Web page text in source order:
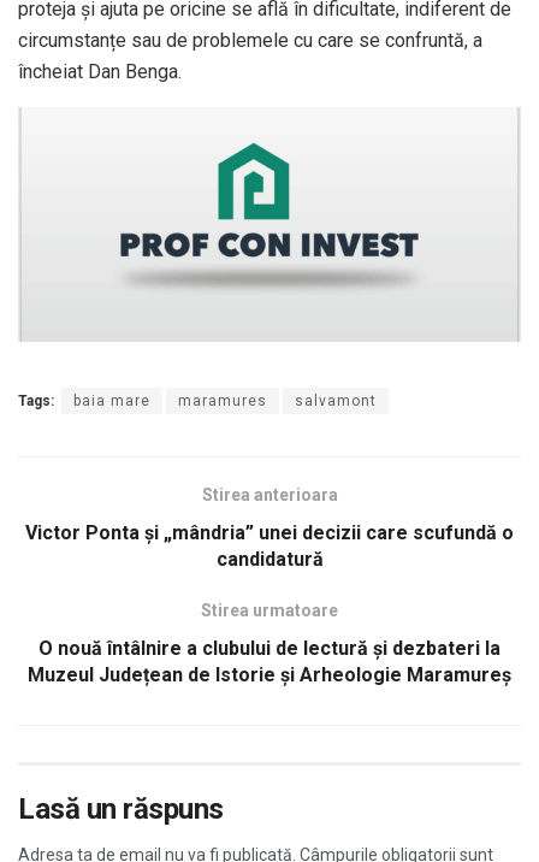
proteja și ajuta pe oricine se află în dificultate, indiferent de
circumstanțe sau de problemele cu care se confruntă, a
încheiat Dan Benga.
Tags: baia mare maramures salvamont
Stirea anterioara
Victor Ponta și „mândria” unei decizii care scufundă o
candidatură
Stirea urmatoare
O nouă întâlnire a clubului de lectură și dezbateri la
Muzeul Județean de Istorie și Arheologie Maramureș
Lasă un răspuns
Adresa ta de email nu va fi publicată. Câmpurile obligatorii sunt